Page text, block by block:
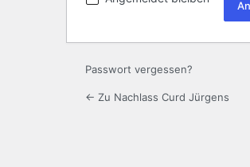
Passwort vergessen?
← Zu Nachlass Curd Jürgens